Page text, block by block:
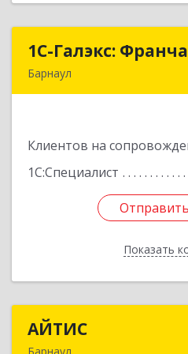
1С-Галэкс:
Барнаул
Клиентов на
1С:Специалист
Показать
1С-
АЙТИС